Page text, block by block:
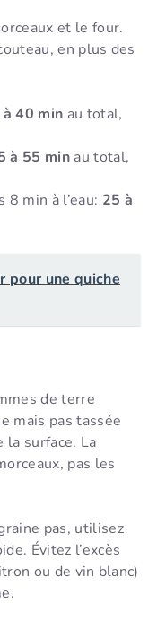
et le four.
en plus des
40 min au total,
à 55 min au total,
min à l’eau: 25 à
pour une quiche
de terre
mais pas tassée
la surface. La
pas les
pas, utilisez
Évitez l’excès
ou de vin blanc)